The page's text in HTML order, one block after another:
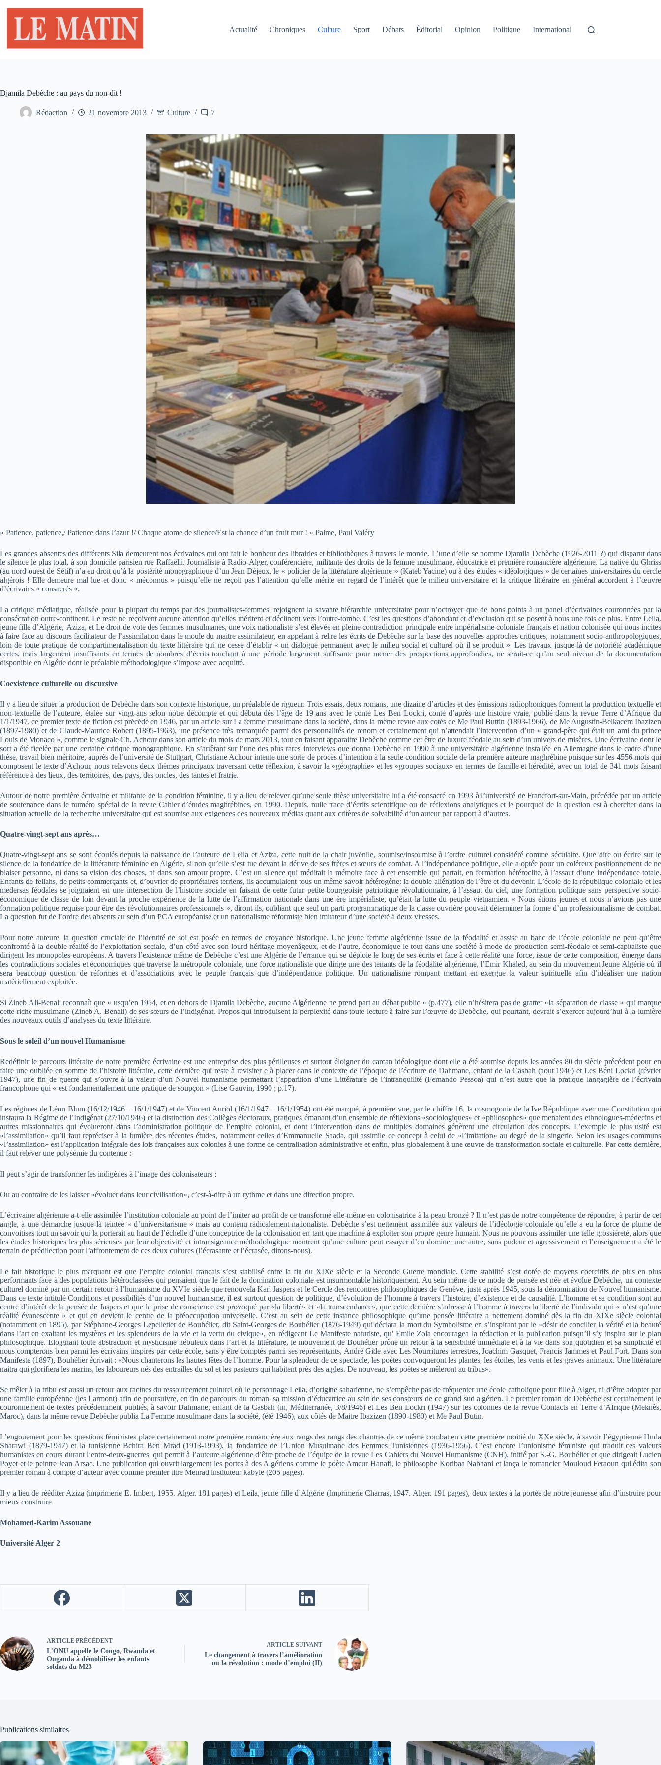
contenu
Actualité
Chroniques Culture Sport Débats Éditorial Opinion Politique International
Djamila Debèche : au pays du non-dit !
Rédaction 21 novembre 2013 Culture 7
« Patience, patience,/ Patience dans l’azur !/ Chaque atome de silence/Est la chance d’un fruit mur ! » Palme, Paul Valéry
Les grandes absentes des différents Sila demeurent nos écrivaines qui ont fait le bonheur des librairies et bibliothèques à travers le monde. L’une d’elle se nomme Djamila Debèche (1926-2011 ?) qui disparut dans
le silence le plus total, à son domicile parisien rue Raffaëlli. Journaliste à Radio-Alger, conférencière, militante des droits de la femme musulmane, éducatrice et première romancière algérienne. La native du Ghriss
(au nord-ouest de Sétif) n’a eu droit qu’à la postérité monographique d’un Jean Déjeux, le « policier de la littérature algérienne » (Kateb Yacine) ou à des études « idéologiques » de certaines universitaires du cercle
algérois ! Elle demeure mal lue et donc « méconnus » puisqu’elle ne reçoit pas l’attention qu’elle mérite en regard de l’intérêt que le milieu universitaire et la critique littéraire en général accordent à l’œuvre
d’écrivains « consacrés ».
La critique médiatique, réalisée pour la plupart du temps par des journalistes-femmes, rejoignent la savante hiérarchie universitaire pour n’octroyer que de bons points à un panel d’écrivaines couronnées par la
consécration outre-continent. Le reste ne reçoivent aucune attention qu’elles méritent et déclinent vers l’outre-tombe. C’est les questions d’abondant et d’exclusion qui se posent à nous une fois de plus. Entre Leila,
jeune fille d’Algérie, Aziza, et Le droit de vote des femmes musulmanes, une voix nationaliste s’est élevée en pleine contradiction principale entre impérialisme coloniale français et nation colonisée qui nous incites
à faire face au discours facilitateur de l’assimilation dans le moule du maitre assimilateur, en appelant à relire les écrits de Debèche sur la base des nouvelles approches critiques, notamment socio-anthropologiques,
loin de toute pratique de compartimentalisation du texte littéraire qui ne cesse d’établir « un dialogue permanent avec le milieu social et culturel où il se produit ». Les travaux jusque-là de notoriété académique
certes, mais largement insuffisants en termes de nombres d’écrits touchant à une période largement suffisante pour mener des prospections approfondies, ne serait-ce qu’au seul niveau de la documentation
disponible en Algérie dont le préalable méthodologique s’impose avec acquitté.
Coexistence culturelle ou discursive
Il y a lieu de situer la production de Debèche dans son contexte historique, un préalable de rigueur. Trois essais, deux romans, une dizaine d’articles et des émissions radiophoniques forment la production textuelle et
non-textuelle de l’auteure, étalée sur vingt-ans selon notre décompte et qui débuta dès l’âge de 19 ans avec le conte Les Ben Lockri, conte d’après une histoire vraie, publié dans la revue Terre d’Afrique du
1/1/1947, ce premier texte de fiction est précédé en 1946, par un article sur La femme musulmane dans la société, dans la même revue aux cotés de Me Paul Buttin (1893-1966), de Me Augustin-Belkacem Ibazizen
(1897-1980) et de Claude-Maurice Robert (1895-1963), une présence très remarquée parmi des personnalités de renom et certainement qui n’attendait l’intervention d’un « grand-père qui était un ami du prince
Louis de Monaco », comme le signale Ch. Achour dans son article du mois de mars 2013, tout en faisant apparaitre Debèche comme cet être de luxure féodale au sein d’un univers de misères. Une écrivaine dont le
sort a été ficelée par une certaine critique monographique. En s’arrêtant sur l’une des plus rares interviews que donna Debèche en 1990 à une universitaire algérienne installée en Allemagne dans le cadre d’une
thèse, travail bien méritoire, auprès de l’université de Stuttgart, Christiane Achour intente une sorte de procès d’intention à la seule condition sociale de la première auteure maghrébine puisque sur les 4556 mots qui
composent le texte d’Achour, nous relevons deux thèmes principaux traversant cette réflexion, à savoir la «géographie» et les «groupes sociaux» en termes de famille et hérédité, avec un total de 341 mots faisant
référence à des lieux, des territoires, des pays, des oncles, des tantes et fratrie.
Autour de notre première écrivaine et militante de la condition féminine, il y a lieu de relever qu’une seule thèse universitaire lui a été consacré en 1993 à l’université de Francfort-sur-Main, précédée par un article
de soutenance dans le numéro spécial de la revue Cahier d’études maghrébines, en 1990. Depuis, nulle trace d’écrits scientifique ou de réflexions analytiques et le pourquoi de la question est à chercher dans la
situation actuelle de la recherche universitaire qui est soumise aux exigences des nouveaux médias quant aux critères de solvabilité d’un auteur par rapport à d’autres.
Quatre-vingt-sept ans après…
Quatre-vingt-sept ans se sont écoulés depuis la naissance de l’auteure de Leila et Aziza, cette nuit de la chair juvénile, soumise/insoumise à l’ordre culturel considéré comme séculaire. Que dire ou écrire sur le
silence de la fondatrice de la littérature féminine en Algérie, si non qu’elle s’est tue devant la dérive de ses frères et sœurs de combat. A l’indépendance politique, elle a optée pour un coléreux positionnement de ne
blaiser personne, ni dans sa vision des choses, ni dans son amour propre. C’est un silence qui méditait la mémoire face à cet ensemble qui partait, en formation hétéroclite, à l’assaut d’une indépendance totale.
Enfants de fellahs, de petits commerçants et, d’ouvrier de propriétaires terriens, ils accumulaient tous un même savoir hétérogène: la double aliénation de l’être et du devenir. L’école de la république coloniale et les
medersas féodales se joignaient en une intersection de l’histoire sociale en faisant de cette futur petite-bourgeoisie patriotique révolutionnaire, à l’assaut du ciel, une formation politique sans perspective socio-
économique de classe de loin devant la proche expérience de la lutte de l’affirmation nationale dans une ère impérialiste, qu’était la lutte du peuple vietnamien. « Nous étions jeunes et nous n’avions pas une
formation politique requise pour être des révolutionnaires professionnels », diront-ils, oubliant que seul un parti programmatique de la classe ouvrière pouvait déterminer la forme d’un professionnalisme de combat.
La question fut de l’ordre des absents au sein d’un PCA européanisé et un nationalisme réformiste bien imitateur d’une société à deux vitesses.
Pour notre auteure, la question cruciale de l’identité de soi est posée en termes de croyance historique. Une jeune femme algérienne issue de la féodalité et assise au banc de l’école coloniale ne peut qu’être
confronté à la double réalité de l’exploitation sociale, d’un côté avec son lourd héritage moyenâgeux, et de l’autre, économique le tout dans une société à mode de production semi-féodale et semi-capitaliste que
dirigent les monopoles européens. A travers l’existence même de Debèche c’est une Algérie de l’errance qui se déploie le long de ses écrits et face à cette réalité une force, issue de cette composition, émerge dans
les contradictions sociales et économiques que traverse la métropole coloniale, une force nationaliste que dirige une des tenants de la féodalité algérienne, l’Emir Khaled, au sein du mouvement Jeune Algérie où il
sera beaucoup question de réformes et d’associations avec le peuple français que d’indépendance politique. Un nationalisme rompant mettant en exergue la valeur spirituelle afin d’idéaliser une nation
matériellement exploitée.
Si Zineb Ali-Benali reconnaît que « usqu’en 1954, et en dehors de Djamila Debèche, aucune Algérienne ne prend part au débat public » (p.477), elle n’hésitera pas de gratter »la séparation de classe » qui marque
cette riche musulmane (Zineb A. Benali) de ses sœurs de l’indigénat. Propos qui introduisent la perplexité dans toute lecture à faire sur l’œuvre de Debèche, qui pourtant, devrait s’exercer aujourd’hui à la lumière
des nouveaux outils d’analyses du texte littéraire.
Sous le soleil d’un nouvel Humanisme
Redéfinir le parcours littéraire de notre première écrivaine est une entreprise des plus périlleuses et surtout éloigner du carcan idéologique dont elle a été soumise depuis les années 80 du siècle précédent pour en
faire une oubliée en somme de l’histoire littéraire, cette dernière qui reste à revisiter e à placer dans le contexte de l’époque de l’écriture de Dahmane, enfant de la Casbah (aout 1946) et Les Béni Lockri (février
1947), une fin de guerre qui s’ouvre à la valeur d’un Nouvel humanisme permettant l’apparition d’une Littérature de l’intranquilité (Fernando Pessoa) qui n’est autre que la pratique langagière de l’écrivain
francophone qui « est fondamentalement une pratique de soupçon » (Lise Gauvin, 1990 ; p.17).
Les régimes de Léon Blum (16/12/1946 – 16/1/1947) et de Vincent Auriol (16/1/1947 – 16/1/1954) ont été marqué, à première vue, par le chiffre 16, la cosmogonie de la Ive République avec une Constitution qui
instaura la Régime de l’Indigénat (27/10/1946) et la distinction des Collèges électoraux, pratiques émanant d’un ensemble de réflexions «sociologiques» et «philosophes» que menaient des ethnologues-médecins et
autres missionnaires qui évolueront dans l’administration politique de l’empire colonial, et dont l’intervention dans de multiples domaines génèrent une circulation des concepts. L’exemple le plus usité est
«l’assimilation» qu’il faut repréciser à la lumière des récentes études, notamment celles d’Emmanuelle Saada, qui assimile ce concept à celui de «l’imitation» au degré de la singerie. Selon les usages communs
«l’assimilation» est l’application intégrale des lois françaises aux colonies à une forme de centralisation administrative et enfin, plus globalement à une œuvre de transformation sociale et culturelle. Par cette dernière,
il faut relever une polysémie du contenue :
Il peut s’agir de transformer les indigènes à l’image des colonisateurs ;
Ou au contraire de les laisser «évoluer dans leur civilisation», c’est-à-dire à un rythme et dans une direction propre.
L’écrivaine algérienne a-t-elle assimilée l’institution coloniale au point de l’imiter au profit de ce transformé elle-même en colonisatrice à la peau bronzé ? Il n’est pas de notre compétence de répondre, à partir de cet
angle, à une démarche jusque-là teintée « d’universitarisme » mais au contenu radicalement nationaliste. Debèche s’est nettement assimilée aux valeurs de l’idéologie coloniale qu’elle a eu la force de plume de
convoitises tout un savoir qui la porterait au haut de l’échelle d’une conceptrice de la colonisation en tant que machine à exploiter son propre genre humain. Nous ne pouvons assimiler une telle grossièreté, alors que
les études historiques les plus sérieuses par leur objectivité et intransigeance méthodologique montrent qu’une culture peut essayer d’en dominer une autre, sans pudeur et agressivement et l’enseignement a été le
terrain de prédilection pour l’affrontement de ces deux cultures (l’écrasante et l’écrasée, dirons-nous).
Le fait historique le plus marquant est que l’empire colonial français s’est stabilisé entre la fin du XIXe siècle et la Seconde Guerre mondiale. Cette stabilité s’est dotée de moyens coercitifs de plus en plus
performants face à des populations hétéroclassées qui pensaient que le fait de la domination coloniale est insurmontable historiquement. Au sein même de ce mode de pensée est née et évolue Debèche, un contexte
culturel dominé par un certain retour à l’humanisme du XVIe siècle que renouvela Karl Jaspers et le Cercle des rencontres philosophiques de Genève, juste après 1945, sous la dénomination de Nouvel humanisme.
Dans ce texte intitulé Conditions et possibilités d’un nouvel humanisme, il est surtout question de politique, d’évolution de l’homme à travers l’histoire, d’existence et de causalité. L’homme et sa condition sont au
centre d’intérêt de la pensée de Jaspers et que la prise de conscience est provoqué par «la liberté» et «la transcendance», que cette dernière s’adresse à l’homme à travers la liberté de l’individu qui « n’est qu’une
réalité évanescente » et qui en devient le centre de la préoccupation universelle. C’est au sein de cette instance philosophique qu’une pensée littéraire a nettement dominé dès la fin du XIXe siècle colonial
(notamment en 1895), par Stéphane-Georges Lepelletier de Bouhélier, dit Saint-Georges de Bouhélier (1876-1949) qui déclara la mort du Symbolisme en s’inspirant par le «désir de concilier la vérité et la beauté
dans l’art en exaltant les mystères et les splendeurs de la vie et la vertu du civique», en rédigeant Le Manifeste naturiste, qu’ Emile Zola encouragea la rédaction et la publication puisqu’il s’y inspira sur le plan
philosophique. Eloignant toute abstraction et mysticisme nébuleux dans l’art et la littérature, le mouvement de Bouhélier prône un retour à la sensibilité immédiate et à la vie dans son quotidien et sa simplicité et
nous compterons bien parmi les écrivains inspirés par cette école, sans y être comptés parmi ses représentants, André Gide avec Les Nourritures terrestres, Joachim Gasquet, Francis Jammes et Paul Fort. Dans son
Manifeste (1897), Bouhélier écrivait : «Nous chanterons les hautes fêtes de l’homme. Pour la splendeur de ce spectacle, les poètes convoqueront les plantes, les étoiles, les vents et les graves animaux. Une littérature
naitra qui glorifiera les marins, les laboureurs nés des entrailles du sol et les pasteurs qui habitent près des aigles. De nouveau, les poètes se mêleront au tribus».
Se mêler à la tribu est aussi un retour aux racines du ressourcement culturel où le personnage Leila, d’origine saharienne, ne s’empêche pas de fréquenter une école catholique pour fille à Alger, ni d’être adopter par
une famille européenne (les Larmont) afin de poursuivre, en fin de parcours du roman, sa mission d’éducatrice au sein de ses consœurs de ce grand sud algérien. Le premier roman de Debèche est certainement le
couronnement de textes précédemment publiés, à savoir Dahmane, enfant de la Casbah (in, Méditerranée, 3/8/1946) et Les Ben Lockri (1947) sur les colonnes de la revue Contacts en Terre d’Afrique (Meknès,
Maroc), dans la même revue Debèche publia La Femme musulmane dans la société, (été 1946), aux côtés de Maitre Ibazizen (1890-1980) et Me Paul Butin.
L’engouement pour les questions féministes place certainement notre première romancière aux rangs des rangs des chantres de ce même combat en cette première moitié du XXe siècle, à savoir l’égyptienne Huda
Sharawi (1879-1947) et la tunisienne Bchira Ben Mrad (1913-1993), la fondatrice de l’Union Musulmane des Femmes Tunisiennes (1936-1956). C’est encore l’unionisme féministe qui traduit ces valeurs
humanistes en cours durant l’entre-deux-guerres, qui permit à l’auteure algérienne d’être proche de l’équipe de la revue Les Cahiers du Nouvel Humanisme (CNH), initié par S.-G. Bouhélier et que dirigeait Lucien
Poyet et le peintre Jean Arsac. Une publication qui ouvrit largement les portes à des Algériens comme le poète Ameur Hanafi, le philosophe Koribaa Nabhani et lança le romancier Mouloud Feraoun qui édita son
premier roman à compte d’auteur avec comme premier titre Menrad instituteur kabyle (205 pages).
Il y a lieu de rééditer Aziza (imprimerie E. Imbert, 1955. Alger. 181 pages) et Leila, jeune fille d’Algérie (Imprimerie Charras, 1947. Alger. 191 pages), deux textes à la portée de notre jeunesse afin d’instruire pour
mieux construire.
Mohamed-Karim Assouane
Université Alger 2
ARTICLE PRÉCÉDENT
L'ONU appelle le Congo, Rwanda et
Ouganda à démobiliser les enfants
soldats du M23
ARTICLE SUIVANT
Le changement à travers l’amélioration
ou la révolution : mode d’emploi (II)
Publications similaires